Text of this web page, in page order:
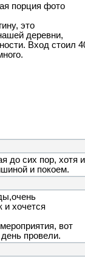
порция фото
это
деревни,
Вход стоил
до сих пор, хотя и
и покоем.
и хочется
вот
провели.